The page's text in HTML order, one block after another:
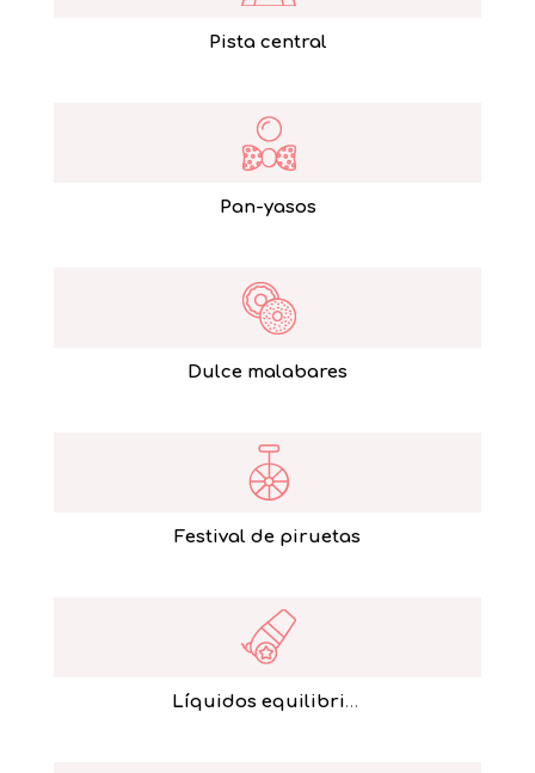
Pista central
Pan-yasos
Dulce malabares
Festival de piruetas
Líquidos equilibristas